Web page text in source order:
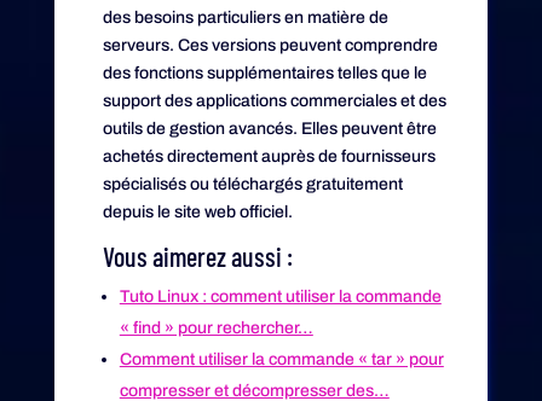
des besoins particuliers en matière de
serveurs. Ces versions peuvent comprendre
des fonctions supplémentaires telles que le
support des applications commerciales et des
outils de gestion avancés. Elles peuvent être
achetés directement auprès de fournisseurs
spécialisés ou téléchargés gratuitement
depuis le site web officiel.
Vous aimerez aussi :
Tuto Linux : comment utiliser la commande
« find » pour rechercher…
Comment utiliser la commande « tar » pour
compresser et décompresser des…